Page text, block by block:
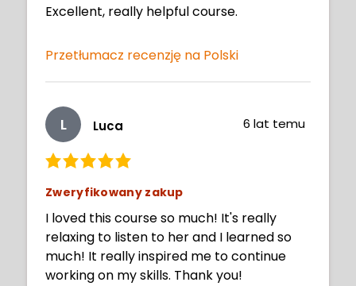
Excellent, really helpful course.
Przetłumacz recenzję na Polski
L Luca 6 lat temu
Zweryfikowany zakup
I loved this course so much! It's really
relaxing to listen to her and I learned so
much! It really inspired me to continue
working on my skills. Thank you!